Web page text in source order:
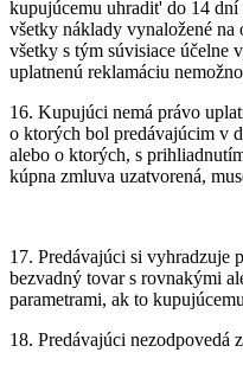
kupujúcemu uhradit' do 14
všetky náklady vynaložené na
všetky s tým súvisiace účelne
uplatnenú reklamáciu
16. Kupujúci nemá právo
o ktorých bol predávajúcim v
alebo o ktorých, s
kúpna zmluva uzatvorená,
17. Predávajúci si vyhradzuje
bezvadný tovar s rovnakými
parametrami, ak to
18. Predávajúci nezodpovedá